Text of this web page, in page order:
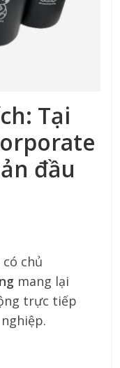
Tại
đầu
chủ
mang lại
trực tiếp